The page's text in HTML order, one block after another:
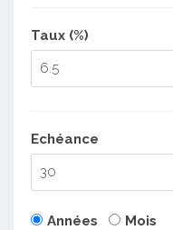
Taux (%)
Echéance
Années Mois